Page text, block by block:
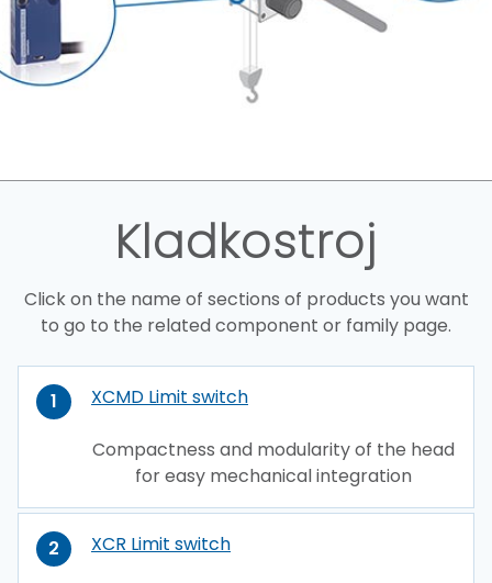
Kladkostroj
Click on the name of sections of products you want
to go to the related component or family page.
1 XCMD Limit switch
Compactness and modularity of the head
for easy mechanical integration
2 XCR Limit switch